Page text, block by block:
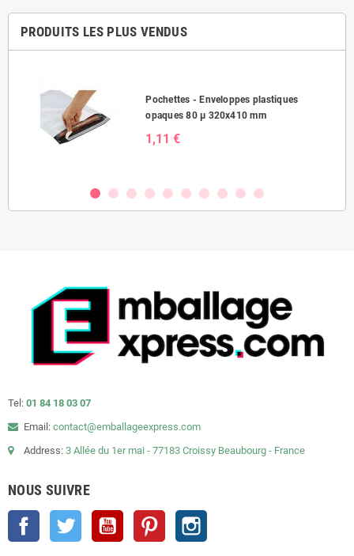
PRODUITS LES PLUS VENDUS
Pochettes - Enveloppes plastiques
opaques 80 µ 320x410 mm
1,11 €
Tel: 01 84 18 03 07
Email: contact@emballageexpress.com
Address: 3 Allée du 1er mai - 77183 Croissy Beaubourg - France
NOUS SUIVRE
Facebook Twitter YouTube Pinterest